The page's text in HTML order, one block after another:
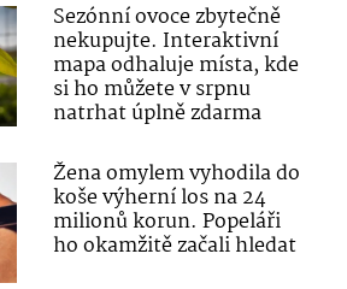
Sezónní ovoce zbytečně
nekupujte. Interaktivní
mapa odhaluje místa, kde
si ho můžete v srpnu
natrhat úplně zdarma
Žena omylem vyhodila do
koše výherní los na 24
milionů korun. Popeláři
ho okamžitě začali hledat